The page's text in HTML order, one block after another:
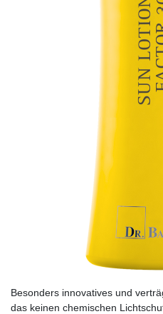
Besonders innovatives und
das keinen chemischen